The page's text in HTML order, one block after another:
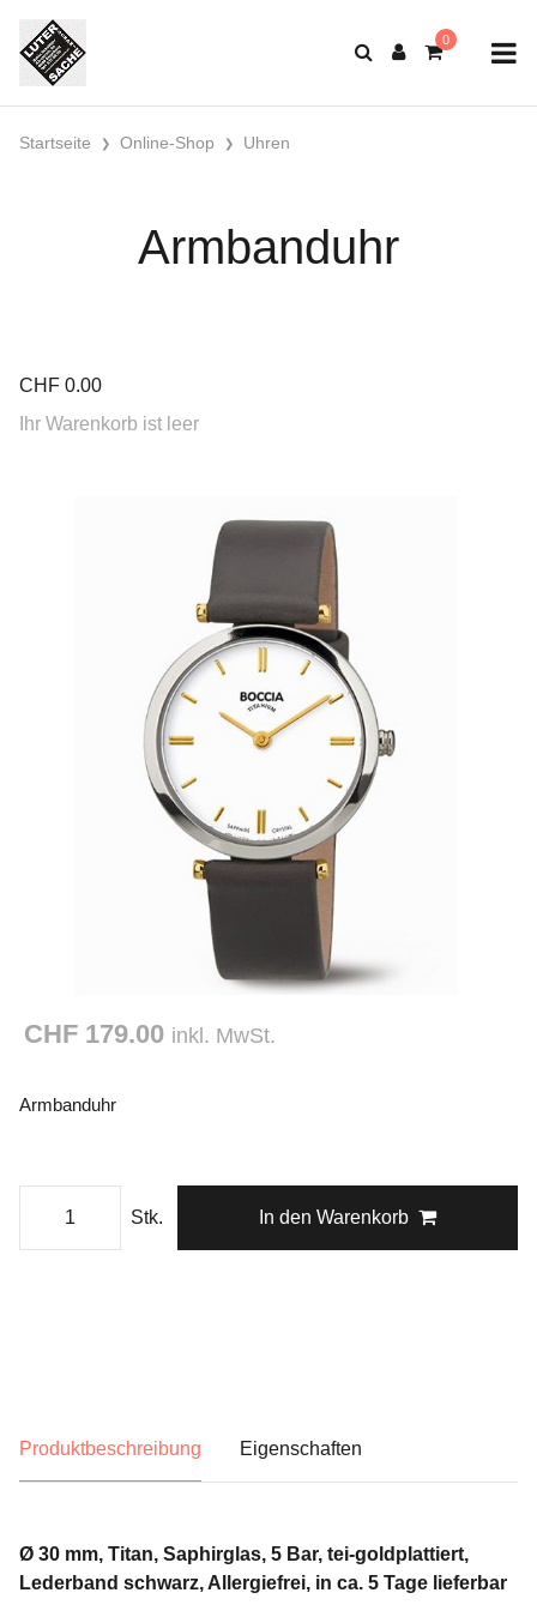
Startseite Online-Shop Uhren
Armbanduhr
CHF 0.00
Ihr Warenkorb ist leer
CHF 179.00 inkl. MwSt.
Armbanduhr
Stk. In den Warenkorb
Produktbeschreibung Eigenschaften
Ø 30 mm, Titan, Saphirglas, 5 Bar, tei-goldplattiert,
Lederband schwarz, Allergiefrei, in ca. 5 Tage lieferbar